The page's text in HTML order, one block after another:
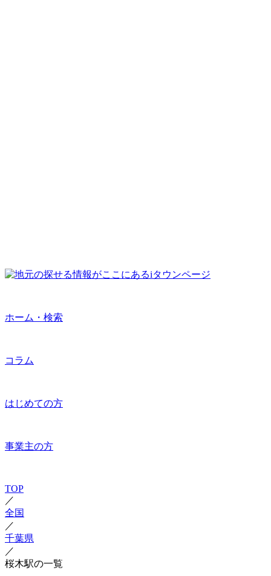
ホーム・検索
コラム
はじめての方
事業主の方
TOP
／
全国
／
千葉県
／
桜木駅の一覧